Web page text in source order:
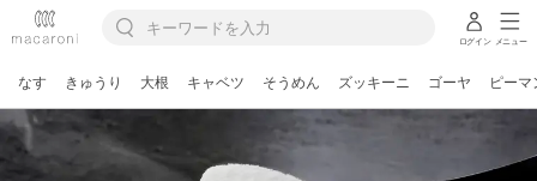
ログイン メニュー
なす きゅうり 大根 キャベツ そうめん ズッキーニ ゴーヤ ピーマ